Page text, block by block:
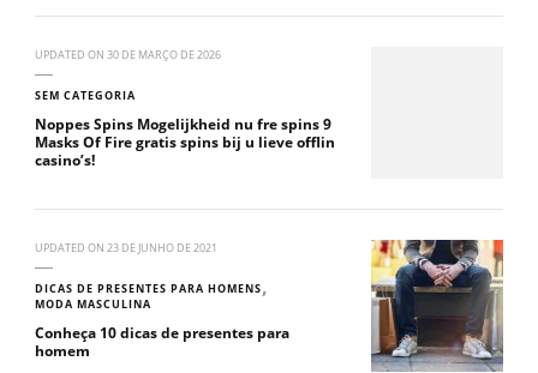
UPDATED ON 30 DE MARÇO DE 2026
SEM CATEGORIA
Noppes Spins Mogelijkheid nu fre spins 9
Masks Of Fire gratis spins bij u lieve offlin
casino’s!
UPDATED ON 23 DE JUNHO DE 2021
DICAS DE PRESENTES PARA HOMENS
MODA MASCULINA
Conheça 10 dicas de presentes para
homem